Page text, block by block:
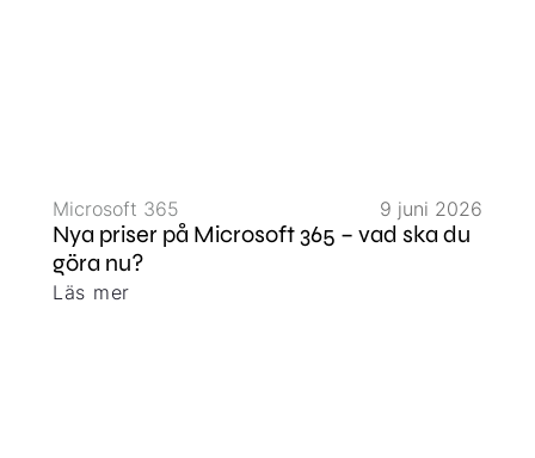
Microsoft 365 9 juni 2026
Nya priser på Microsoft 365 – vad ska du
göra nu?
Läs mer